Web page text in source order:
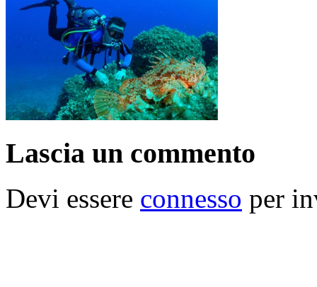
Lascia un commento
Devi essere connesso per